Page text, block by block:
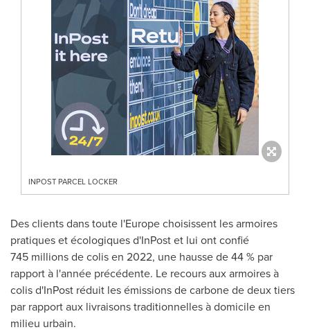
INPOST PARCEL LOCKER
Des clients dans toute l'Europechoisissent les armoires
pratiques et écologiques d'InPost et lui ont confié
745 millions de colis en 2022, une hausse de 44 % par
rapport à l'année précédente. Le recours aux armoires à
colis d'InPost réduit les émissions de carbone de deux tiers
par rapport aux livraisons traditionnelles à domicile en
milieu urbain.